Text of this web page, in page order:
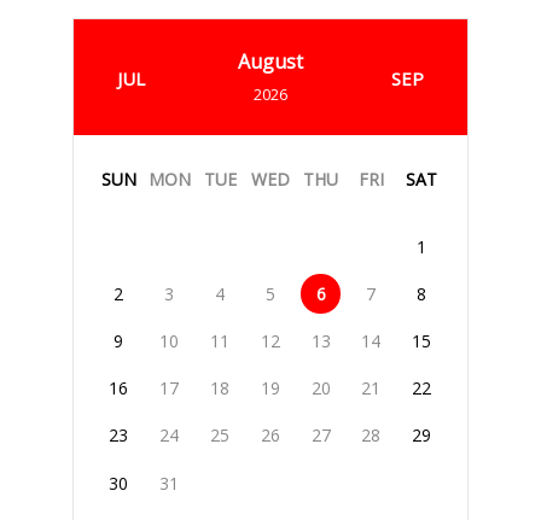
JUL
August
2026
SEP
SUN MON TUE WED THU FRI SAT
1
2 3 4 5 6 7 8
9 10 11 12 13 14 15
16 17 18 19 20 21 22
23 24 25 26 27 28 29
30 31